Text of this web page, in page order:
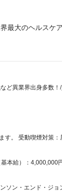
最大のヘルスケ
ど異業界出身多数
す。 受動喫煙対策
本給）：4,000,000
ソン・エンド・ジ